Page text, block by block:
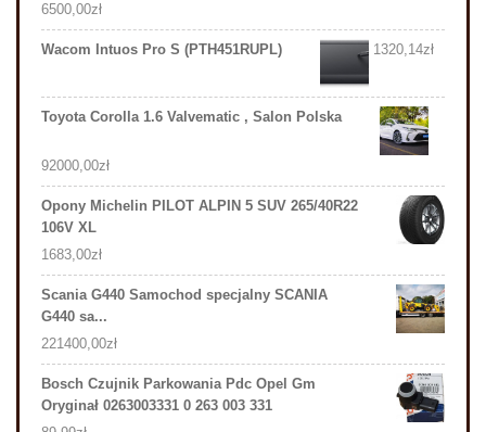
6500,00zł
Wacom Intuos Pro S (PTH451RUPL) 1320,14zł
Toyota Corolla 1.6 Valvematic , Salon Polska
92000,00zł
Opony Michelin PILOT ALPIN 5 SUV 265/40R22
106V XL
1683,00zł
Scania G440 Samochod specjalny SCANIA
G440 sa...
221400,00zł
Bosch Czujnik Parkowania Pdc Opel Gm
Oryginał 0263003331 0 263 003 331